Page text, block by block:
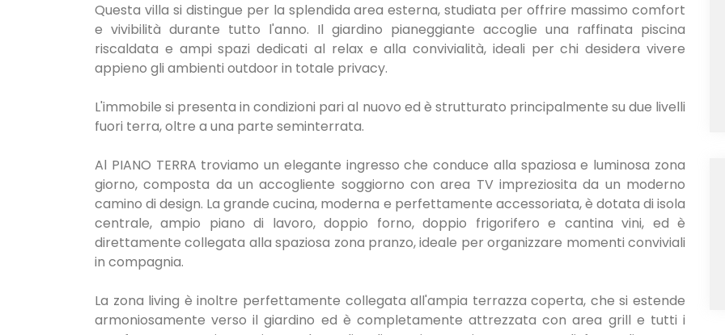
Questa villa si distingue per la splendida area esterna, studiata per offrire massimo comfort
e vivibilità durante tutto l'anno. Il giardino pianeggiante accoglie una raffinata piscina
riscaldata e ampi spazi dedicati al relax e alla convivialità, ideali per chi desidera vivere
appieno gli ambienti outdoor in totale privacy.
L'immobile si presenta in condizioni pari al nuovo ed è strutturato principalmente su due livelli
fuori terra, oltre a una parte seminterrata.
Al PIANO TERRA troviamo un elegante ingresso che conduce alla spaziosa e luminosa zona
giorno, composta da un accogliente soggiorno con area TV impreziosita da un moderno
camino di design. La grande cucina, moderna e perfettamente accessoriata, è dotata di isola
centrale, ampio piano di lavoro, doppio forno, doppio frigorifero e cantina vini, ed è
direttamente collegata alla spaziosa zona pranzo, ideale per organizzare momenti conviviali
in compagnia.
La zona living è inoltre perfettamente collegata all'ampia terrazza coperta, che si estende
armoniosamente verso il giardino ed è completamente attrezzata con area grill e tutti i